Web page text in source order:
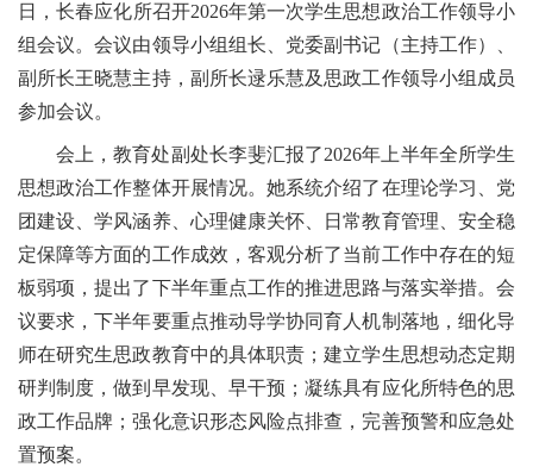
日，长春应化所召开2026年第一次学生思想政治工作领导小
组会议。会议由领导小组组长、党委副书记（主持工作）、
副所长王晓慧主持， 副所长逯乐慧及思政工作领导小组成员
参加会议。
会上，教育处副处长李斐汇报了2026年上半年全所学生
思想政治工作整体开展情况。她系统介绍了在理论学习、党
团建设、学风涵养、心理健康关怀、日常教育管理、安全稳
定保障等方面的工作成效，客观分析了当前工作中存在的短
板弱项，提出了下半年重点工作的推进思路与落实举措。会
议要求，下半年要重点推动导学协同育人机制落地，细化导
师在研究生思政教育中的具体职责；建立学生思想动态定期
研判制度，做到早发现、早干预；凝练具有应化所特色的思
政工作品牌；强化意识形态风险点排查，完善预警和应急处
置预案。